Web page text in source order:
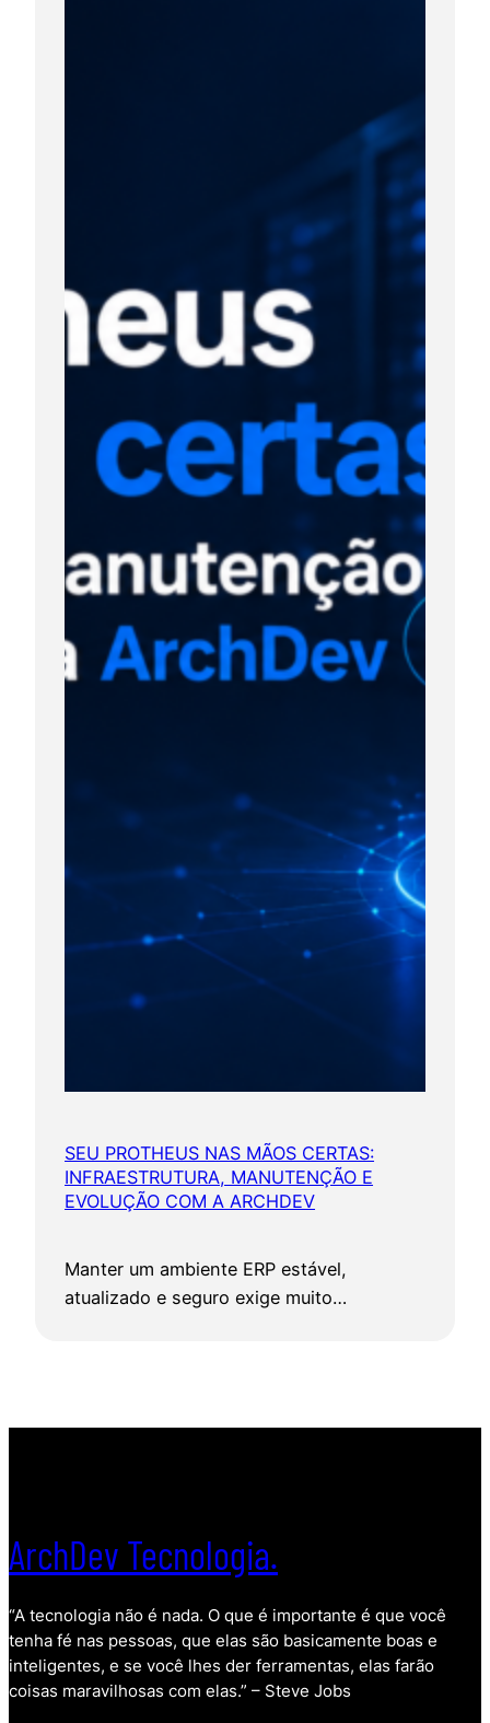
SEU PROTHEUS NAS MÃOS CERTAS:
INFRAESTRUTURA, MANUTENÇÃO E
EVOLUÇÃO COM A ARCHDEV
Manter um ambiente ERP estável,
atualizado e seguro exige muito…
ArchDev Tecnologia.
“A tecnologia não é nada. O que é importante é que você
tenha fé nas pessoas, que elas são basicamente boas e
inteligentes, e se você lhes der ferramentas, elas farão
coisas maravilhosas com elas.” – Steve Jobs